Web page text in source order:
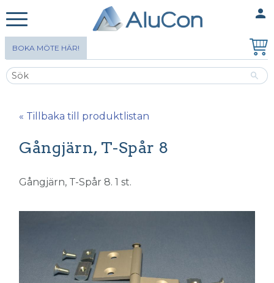
person
BOKA MÖTE HÄR!
« Tillbaka till produktlistan
Gångjärn, T-Spår 8
Gångjärn, T-Spår 8. 1 st.